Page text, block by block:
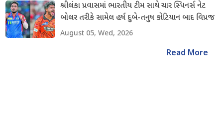
શ્રીલંકા પ્રવાસમાં ભારતીય ટીમ સાથે ચાર સ્પિનર્સ નેટ
બોલર તરીકે સામેલ હર્ષ દુબે-તનુષ કોટિયાન બાદ વિપ્રજ
નિગમ અને શિવાંગ કુમારનો સમાવેશ કરાયો
August 05, Wed, 2026
Read More